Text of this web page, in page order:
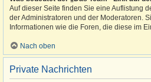
Auf dieser Seite finden Sie eine Auflistung
der Administratoren und der Moderatoren.
Informationen wie die Foren, die diese im
Nach oben
Private Nachrichten